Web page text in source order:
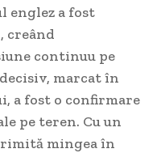
englez a fost
creând
continuu pe
marcat în
a fost o confirmare
pe teren. Cu un
mingea în